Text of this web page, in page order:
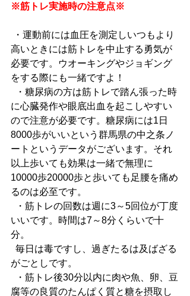
※筋トレ実施時の注意点※
高いときには筋トレを中止する勇気が
必要です。ウオーキングやジョギング
をする際にも一緒ですよ！
に心臓発作や眼底出血を起こしやすい
ので注意が必要です。糖尿病には1日
8000歩がいいという群馬県の中之条ノ
ートというデータがございます。それ
以上歩いても効果は一緒で無理に
10000歩20000歩と歩いても足腰を痛め
るのは必至です。
いいです。時間は7～8分くらいで十
分。
がごとしです。
腐等の良質のたんぱく質と糖を摂取し